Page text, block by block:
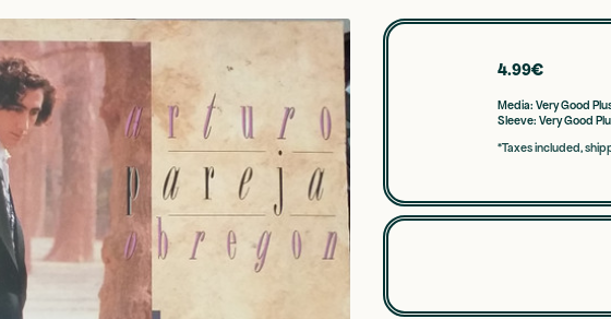
4.99€
Media: Very Good
Sleeve: Very Good
*Taxes included,